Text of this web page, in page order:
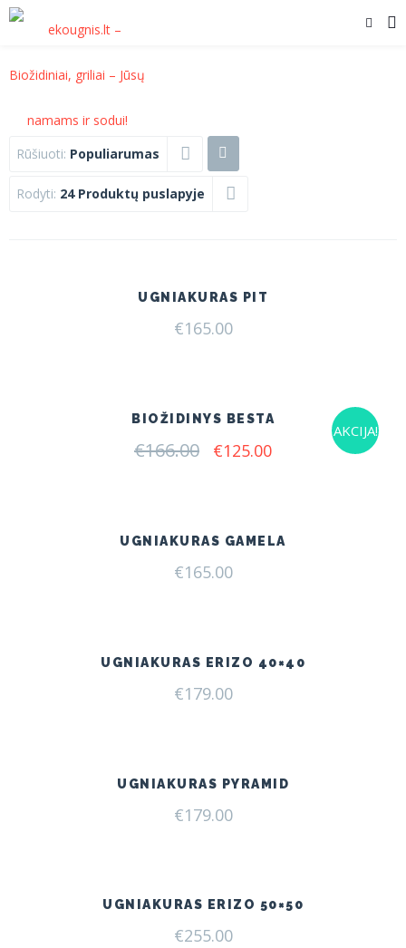
Rūšiuoti: Populiarumas
Rodyti: 24 Produktų puslapyje
UGNIAKURAS PIT
€165.00
AKCIJA!
BIOŽIDINYS BESTA
€166.00 Original
€125.00Current
UGNIAKURAS GAMELA
€165.00
UGNIAKURAS ERIZO 40×40
€179.00
UGNIAKURAS PYRAMID
€179.00
UGNIAKURAS ERIZO 50×50
€255.00